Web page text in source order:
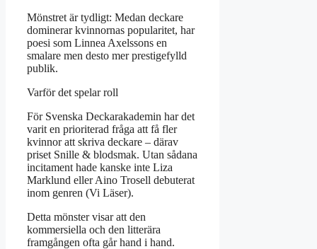
Mönstret är tydligt: Medan deckare
dominerar kvinnornas popularitet, har
poesi som Linnea Axelssons en
smalare men desto mer prestigefylld
publik.
Varför det spelar roll
För Svenska Deckarakademin har det
varit en prioriterad fråga att få fler
kvinnor att skriva deckare – därav
priset Snille & blodsmak. Utan sådana
incitament hade kanske inte Liza
Marklund eller Aino Trosell debuterat
inom genren (Vi Läser).
Detta mönster visar att den
kommersiella och den litterära
framgången ofta går hand i hand.